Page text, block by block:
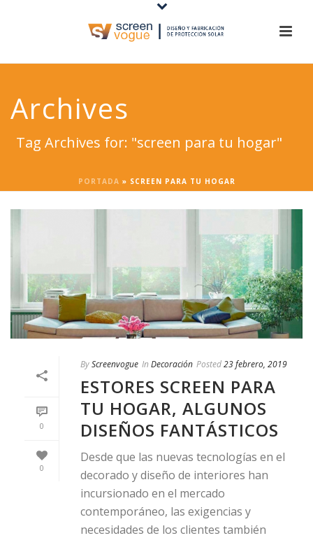
Archives
Tag Archives for: "screen para tu hogar"
PORTADA » SCREEN PARA TU HOGAR
0
0
ByScreenvogue In Decoración Posted23 febrero, 2019
ESTORES SCREEN PARA
TU HOGAR, ALGUNOS
DISEÑOS FANTÁSTICOS
Desde que las nuevas tecnologías en el
decorado y diseño de interiores han
incursionado en el mercado
contemporáneo, las exigencias y
necesidades de los clientes también